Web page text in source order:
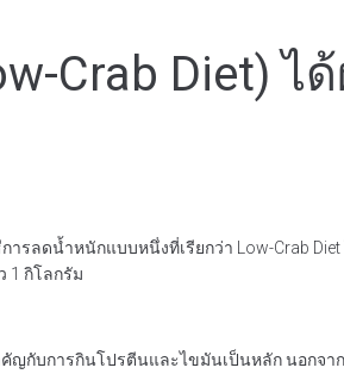
Crab Diet) ไ
รลดน้ำหนักแบบหนึ่งที่เรียกว่า Low-Crab
1 กิโลกรัม
กับการกินโปรตีนและไขมันเป็นหลัก นอกจ